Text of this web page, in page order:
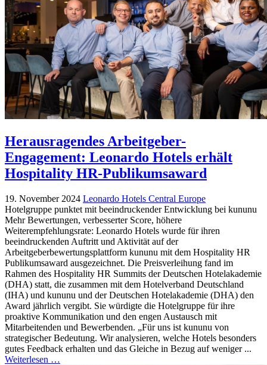
Herausragendes Arbeitgeber-
Engagement: Leonardo Hotels erhält
Hospitality HR-Publikumsaward
19. November 2024 Leonardo Hotels Central Europe
Hotelgruppe punktet mit beeindruckender Entwicklung bei kununu
Mehr Bewertungen, verbesserter Score, höhere
Weiterempfehlungsrate: Leonardo Hotels wurde für ihren
beeindruckenden Auftritt und Aktivität auf der
Arbeitgeberbewertungsplattform kununu mit dem Hospitality HR
Publikumsaward ausgezeichnet. Die Preisverleihung fand im
Rahmen des Hospitality HR Summits der Deutschen Hotelakademie
(DHA) statt, die zusammen mit dem Hotelverband Deutschland
(IHA) und kununu und der Deutschen Hotelakademie (DHA) den
Award jährlich vergibt. Sie würdigte die Hotelgruppe für ihre
proaktive Kommunikation und den engen Austausch mit
Mitarbeitenden und Bewerbenden. „Für uns ist kununu von
strategischer Bedeutung. Wir analysieren, welche Hotels besonders
gutes Feedback erhalten und das Gleiche in Bezug auf weniger ...
Weiterlesen …